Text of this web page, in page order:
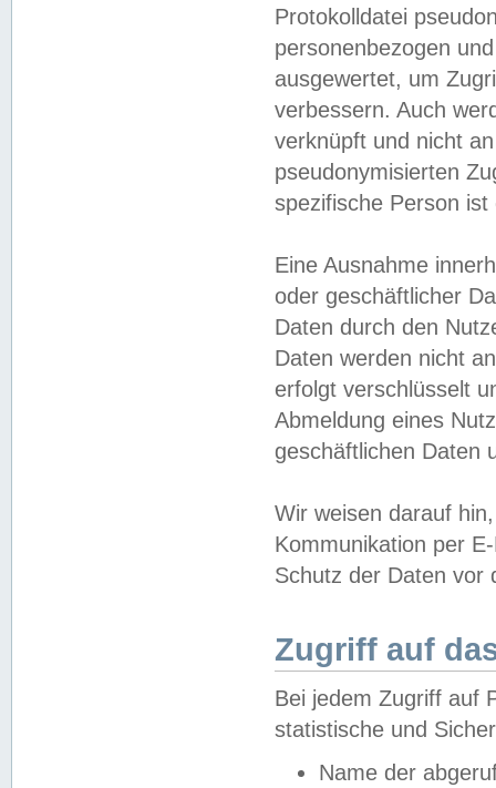
Protokolldatei
personenbezogen
ausgewertet, um
verbessern. Auch
verknüpft und nicht
pseudonymisierten
spezifische Person
Eine Ausnahme
oder geschäftlicher
Daten durch den
Daten werden nicht
erfolgt verschlüsselt
Abmeldung eines
geschäftlichen Daten
Wir weisen darauf
Kommunikation per
Schutz der Daten vor
Zugriff auf
Bei jedem Zugriff auf
statistische und
Name der